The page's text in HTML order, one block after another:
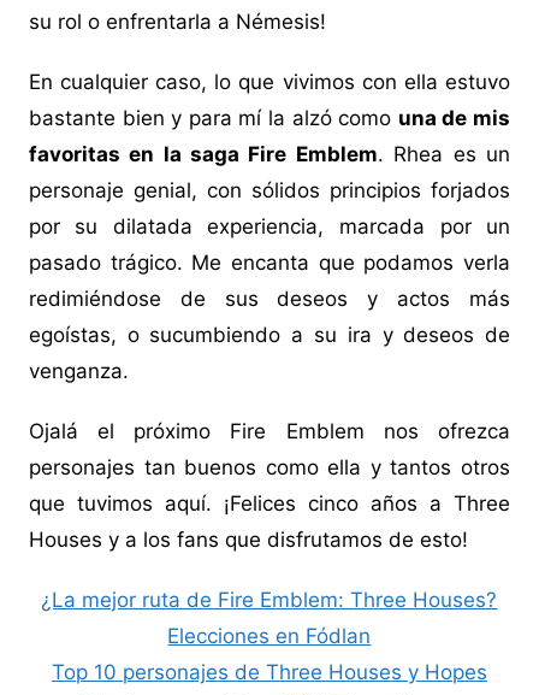
su rol o enfrentarla a Némesis!
En cualquier caso, lo que vivimos con ella estuvo
bastante bien y para mí la alzó como una de mis
favoritas en la saga Fire Emblem. Rhea es un
personaje genial, con sólidos principios forjados
por su dilatada experiencia, marcada por un
pasado trágico. Me encanta que podamos verla
redimiéndose de sus deseos y actos más
egoístas, o sucumbiendo a su ira y deseos de
venganza.
Ojalá el próximo Fire Emblem nos ofrezca
personajes tan buenos como ella y tantos otros
que tuvimos aquí. ¡Felices cinco años a Three
Houses y a los fans que disfrutamos de esto!
¿La mejor ruta de Fire Emblem: Three Houses?
Elecciones en Fódlan
Top 10 personajes de Three Houses y Hopes